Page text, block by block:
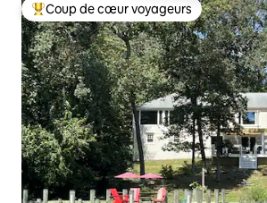
Coups de cœur voyageurs les plus
Coup de cœur voyageurs